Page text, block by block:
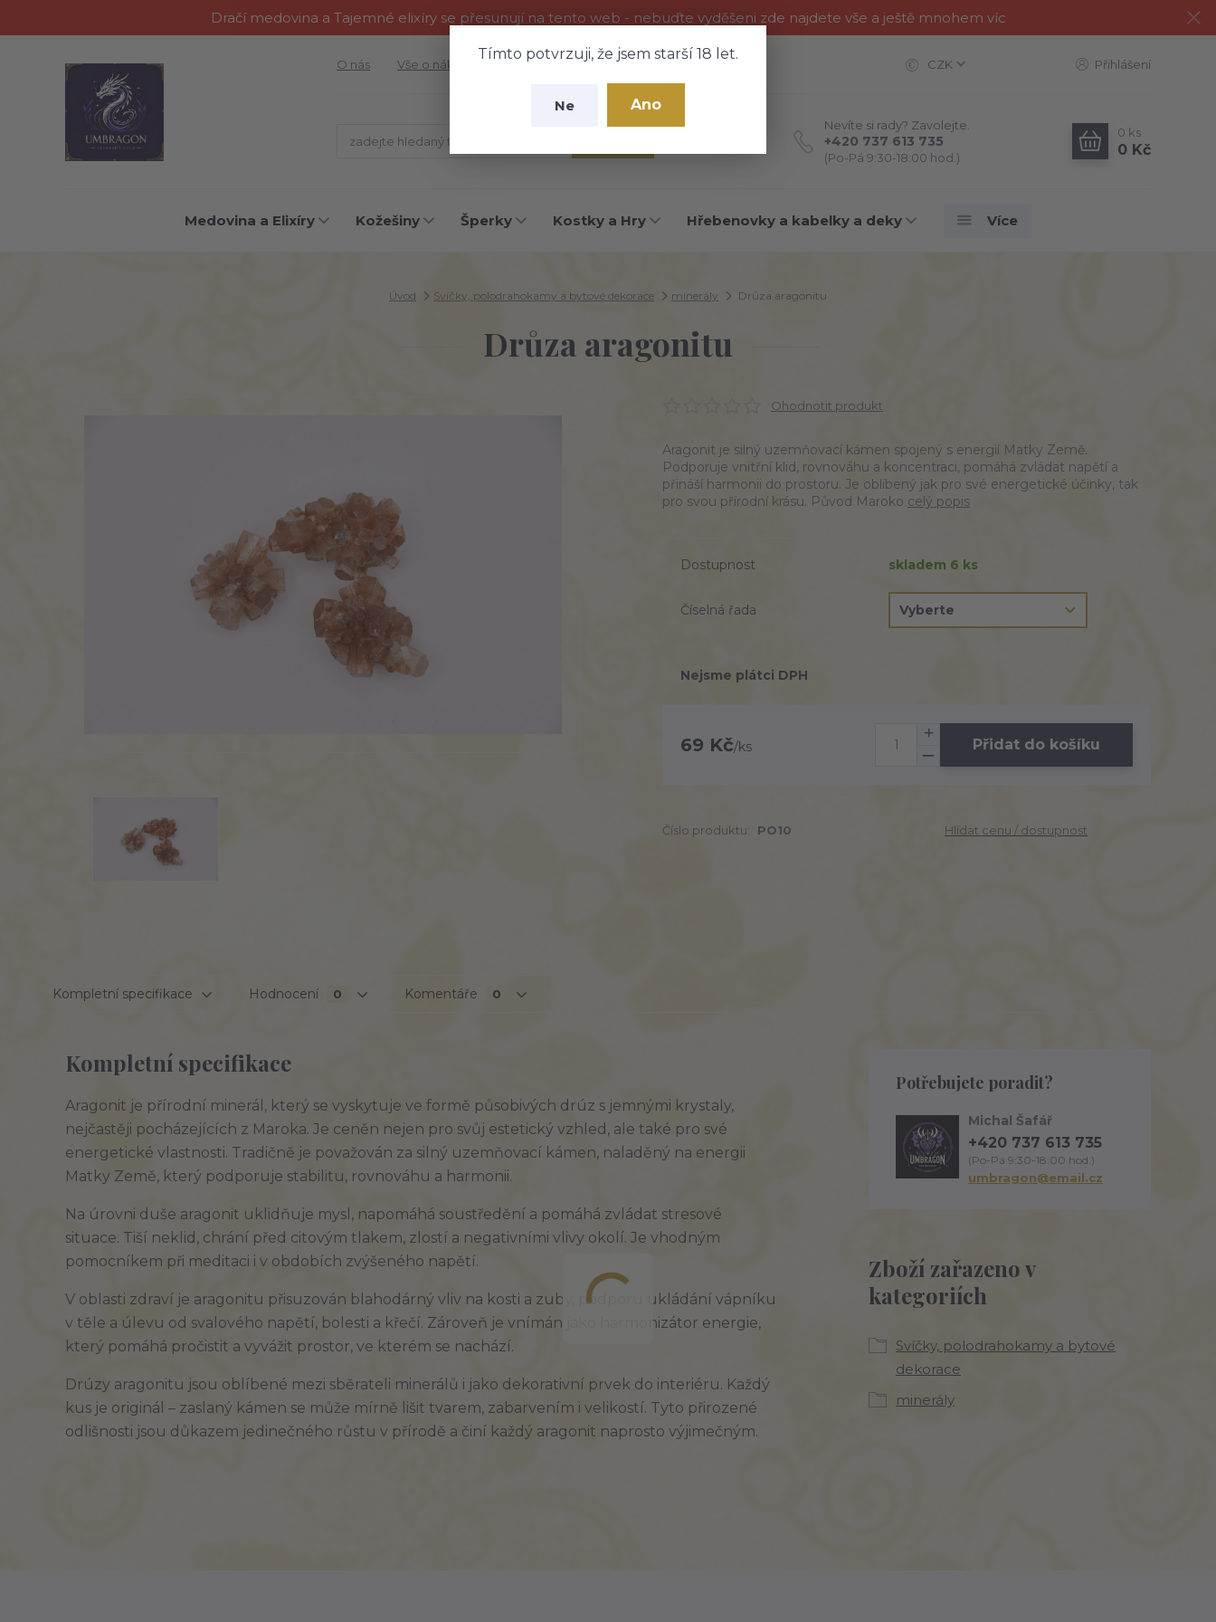
Dračí medovina a Tajemné elixíry se přesunují na tento web - nebuďte vyděšeni zde najdete vše a ještě mnohem víc
Tímto potvrzuji, že jsem starší 18 let.
Ne Ano
O nás Vše o nákupu Fotogalerie Kontakty CZK Přihlášení
Nevíte si rady? Zavolejte.
+420 737 613 735
(Po-Pá 9:30-18:00 hod.)
0 ks
0 Kč
Medovina a Elixíry Kožešiny Šperky Kostky a Hry Hřebenovky a kabelky a deky Více
Úvod Svíčky, polodrahokamy a bytové dekorace minerály Drůza aragonitu
Drůza aragonitu
Ohodnotit produkt
Aragonit je silný uzemňovací kámen spojený s energií Matky Země.
Podporuje vnitřní klid, rovnováhu a koncentraci, pomáhá zvládat napětí a
přináší harmonii do prostoru. Je oblíbený jak pro své energetické účinky, tak
pro svou přírodní krásu. Původ Maroko celý popis
Dostupnost skladem 6 ks
Číselná řada
Nejsme plátci DPH
69 Kč/ks Přidat do košíku
Číslo produktu: PO10 Hlídat cenu / dostupnost
Kompletní specifikace Hodnocení 0 Komentáře 0
Kompletní specifikace
Aragonit je přírodní minerál, který se vyskytuje ve formě působivých drúz s jemnými krystaly,
nejčastěji pocházejících z Maroka. Je ceněn nejen pro svůj estetický vzhled, ale také pro své
energetické vlastnosti. Tradičně je považován za silný uzemňovací kámen, naladěný na energii
Matky Země, který podporuje stabilitu, rovnováhu a harmonii.
Na úrovni duše aragonit uklidňuje mysl, napomáhá soustředění a pomáhá zvládat stresové
situace. Tiší neklid, chrání před citovým tlakem, zlostí a negativními vlivy okolí. Je vhodným
pomocníkem při meditaci i v obdobích zvýšeného napětí.
V oblasti zdraví je aragonitu přisuzován blahodárný vliv na kosti a zuby, podporu ukládání vápníku
v těle a úlevu od svalového napětí, bolesti a křečí. Zároveň je vnímán jako harmonizátor energie,
který pomáhá pročistit a vyvážit prostor, ve kterém se nachází.
Drúzy aragonitu jsou oblíbené mezi sběrateli minerálů i jako dekorativní prvek do interiéru. Každý
kus je originál – zaslaný kámen se může mírně lišit tvarem, zabarvením i velikostí. Tyto přirozené
odlišnosti jsou důkazem jedinečného růstu v přírodě a činí každý aragonit naprosto výjimečným.
Zboží zařazeno v
kategoriích
Svíčky, polodrahokamy a bytové
dekorace
minerály
Potřebujete poradit?
Michal Šafář
+420 737 613 735
(Po-Pá 9:30-18:00 hod.)
umbragon@email.cz